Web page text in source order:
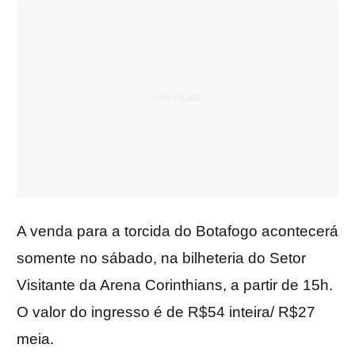
A venda para a torcida do Botafogo acontecerá
somente no sábado, na bilheteria do Setor
Visitante da Arena Corinthians, a partir de 15h.
O valor do ingresso é de R$54 inteira/ R$27
meia.